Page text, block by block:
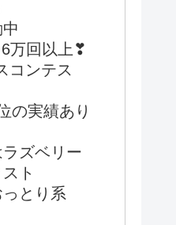
万回以上❣
コンテス
の実績あり
ズベリー
ト
とり系